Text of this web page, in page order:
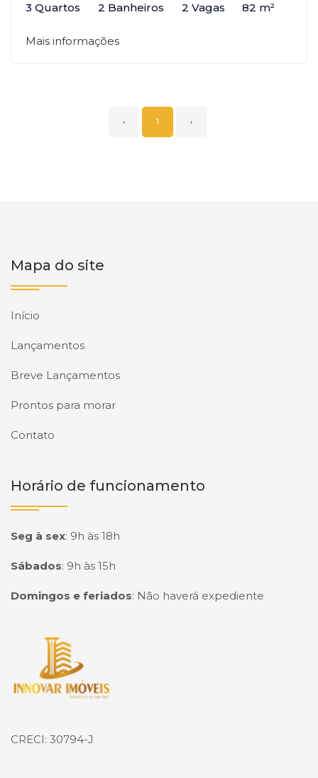
3 Quartos 2 Banheiros 2 Vagas 82 m²
Mais informações
‹ 1 ›
Mapa do site
Início
Lançamentos
Breve Lançamentos
Prontos para morar
Contato
Horário de funcionamento
Seg à sex: 9h às 18h
Sábados: 9h às 15h
Domingos e feriados: Não haverá expediente
Página inicial
CRECI: 30794-J